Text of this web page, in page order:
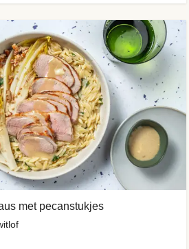
met pecanstukjes